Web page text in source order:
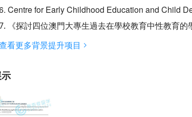
Centre for Early Childhood Education and Child
《探討四位澳門大專生過去在學校教育中性教育的
看更多背景提升项目